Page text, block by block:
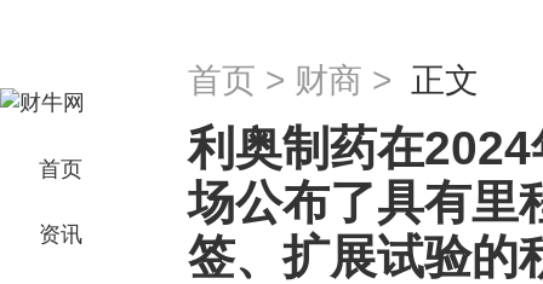
首页
资讯
首页 > 财商 > 正文
利奥制药在
场公布了具有里
签、扩展试验的